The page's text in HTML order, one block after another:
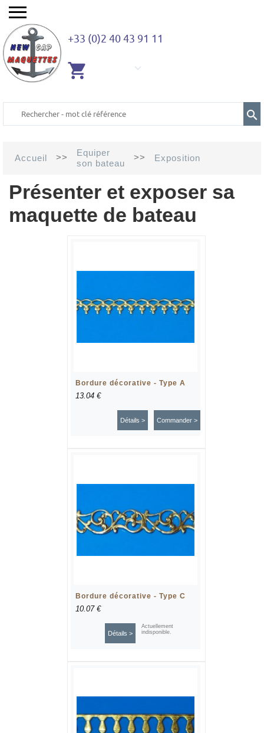
+33 (0)2 40 43 91 11
Accueil >>
Equiper
son bateau
>> Exposition
Présenter et exposer sa
maquette de bateau
Bordure décorative - Type A
13.04 €
Commander >
Détails >
Bordure décorative - Type C
10.07 €
Actuellement
indisponible.
Détails >